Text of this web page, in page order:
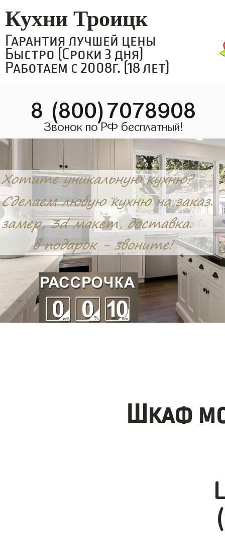
Кухни Троицк
Гарантия лучшей цены
Быстро (Сроки 3 дня)
Работаем с 2008г. (18 лет)
8 (800)7078908
Звонок по РФ бесплатный!
Шкаф